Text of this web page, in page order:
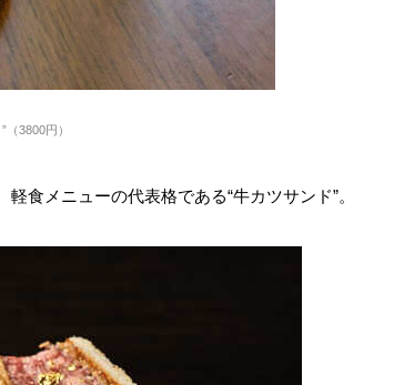
3800円）
食メニューの代表格である“牛カツサンド”。